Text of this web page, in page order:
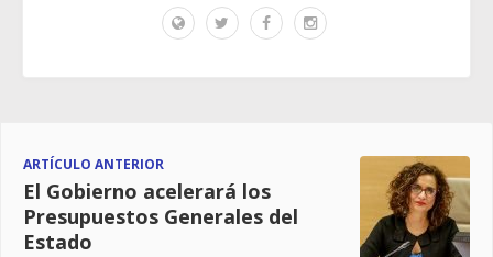
ARTÍCULO ANTERIOR
El Gobierno acelerará los
Presupuestos Generales del
Estado